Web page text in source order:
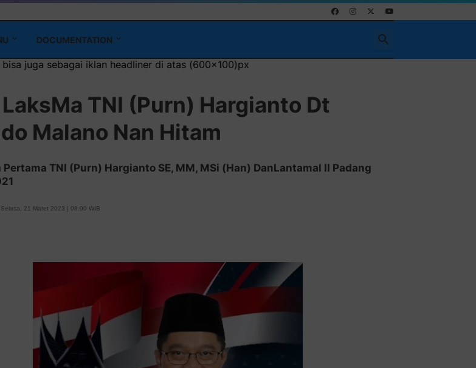
DOCUMENTATION
di atas (600x100)px
TNI (Purn) Hargianto Dt
Malano Nan Hitam
Pertama TNI (Purn) Hargianto SE, MM, MSi (Han) DanLantamal II Padang
Selasa, 21 Maret 2023 | 08:00 WIB